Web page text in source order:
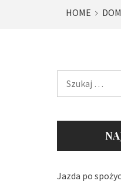
HOME DOM
Jazda po